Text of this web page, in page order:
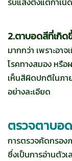
2.ตาบอดสีที่เกิด
มากกว่า เพราะอา
โรคทางสมอง หรือ
เห็นสีผิดปกติในภ
อย่างละเอียด
ตรวจตาบอ
การตรวจคัดกรอง
ซึ่งเป็นการอ่านตัว